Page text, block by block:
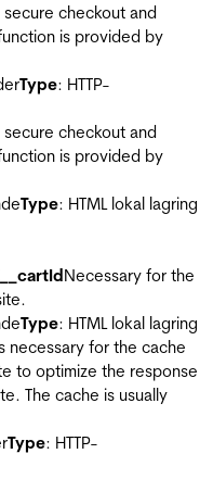
checkout and
is provided by
Type: HTTP-
checkout and
is provided by
Type: HTML lokal lagring
Necessary for the
Type: HTML lokal lagring
necessary for the cache
to optimize the response
The cache is usually
Type: HTTP-